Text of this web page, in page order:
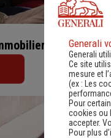
Generali
Generali
Ce site
mesure et
(ex :
Les
Pour
cookies ou
accepter.
Pour plus